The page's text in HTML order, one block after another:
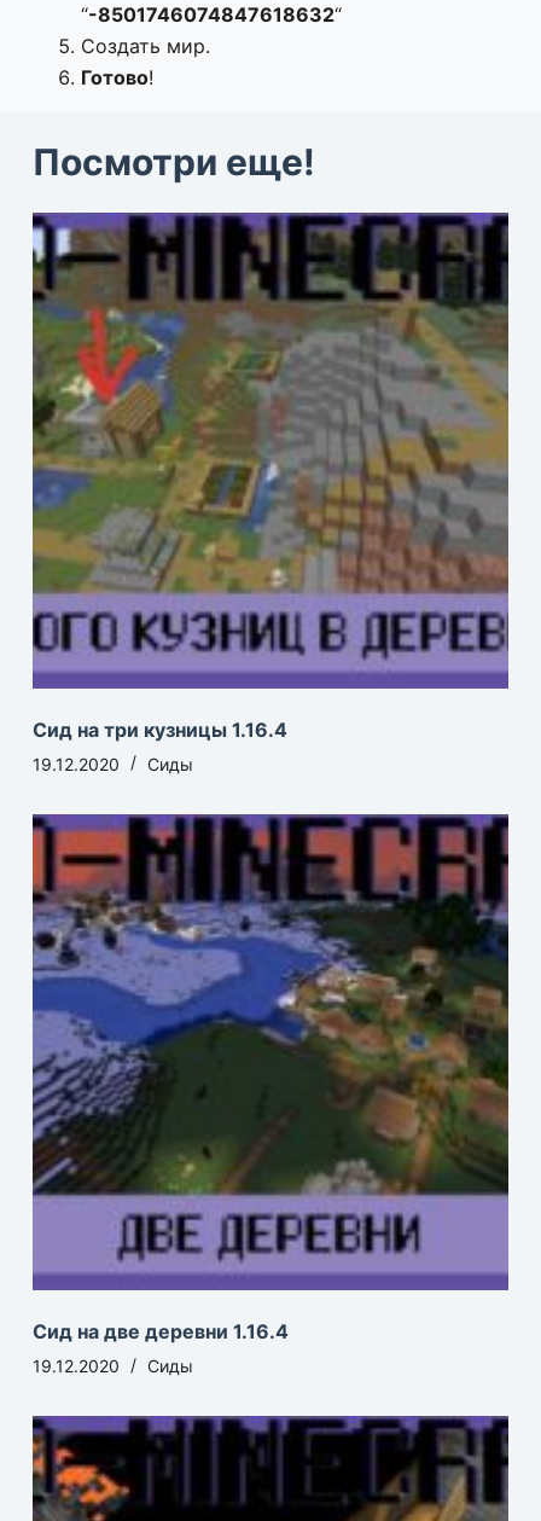
“-8501746074847618632“
Создать мир.
Готово!
Посмотри еще!
Сид на три кузницы 1.16.4
19.12.2020 Сиды
Сид на две деревни 1.16.4
19.12.2020 Сиды